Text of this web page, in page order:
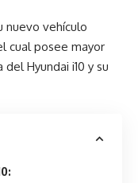
nuevo vehículo
cual posee mayor
Hyundai i10 y su